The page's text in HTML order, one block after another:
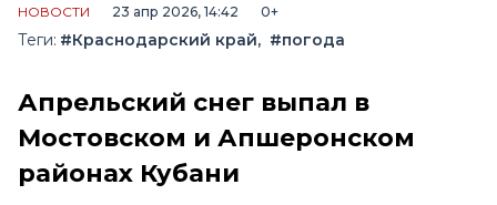
НОВОСТИ 23 апр 2026, 14:42 0+
Теги: #Краснодарский край #погода
Апрельский снег выпал в
Мостовском и Апшеронском
районах Кубани